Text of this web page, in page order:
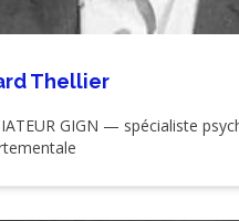
Thellier
GIGN — spécialiste